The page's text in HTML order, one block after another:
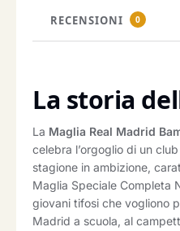
RECENSIONI 0
La storia
La Maglia Real Madrid
celebra l’orgoglio di un
stagione in ambizione,
Maglia Speciale Completa
giovani tifosi che vogliono
Madrid a scuola, al